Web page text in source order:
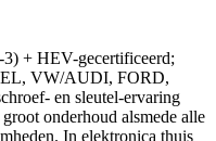
+ HEV-gecertificeerd;
VW/AUDI, FORD,
en sleutel-ervaring
onderhoud alsmede alle
In elektronica thuis